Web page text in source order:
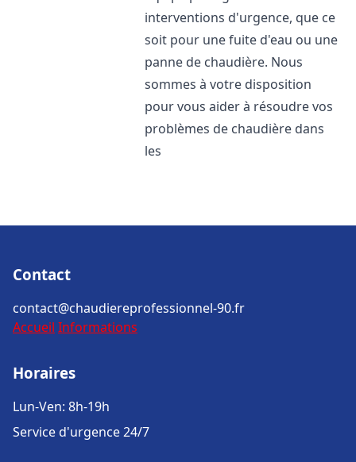
interventions d'urgence, que ce
soit pour une fuite d'eau ou une
panne de chaudière. Nous
sommes à votre disposition
pour vous aider à résoudre vos
problèmes de chaudière dans
les
Contact
contact@chaudiereprofessionnel-90.fr
Accueil Informations
Horaires
Lun-Ven: 8h-19h
Service d'urgence 24/7